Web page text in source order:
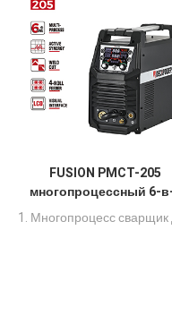
FUSION PMCT-205
многопроцессный 6-